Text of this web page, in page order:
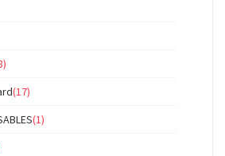
(17)
(1)